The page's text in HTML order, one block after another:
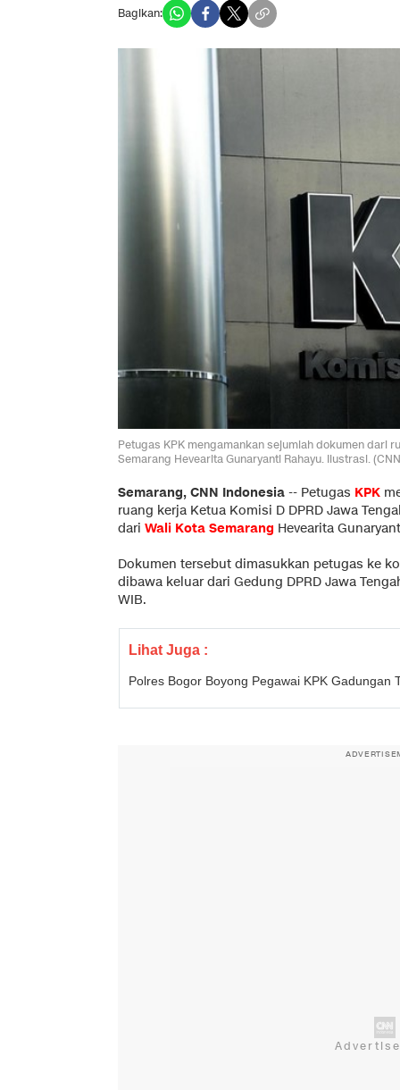
Bagikan:
Petugas KPK mengamankan sejumlah dokumen dari
Semarang Hevearita Gunaryanti Rahayu. Ilustrasi.
Semarang, CNN Indonesia -- Petugas KPK
ruang kerja Ketua Komisi D DPRD Jawa
dari Wali Kota Semarang Hevearita
Dokumen tersebut dimasukkan petugas ke
dibawa keluar dari Gedung DPRD Jawa
WIB.
Lihat Juga :
Polres Bogor Boyong Pegawai KPK Gadungan